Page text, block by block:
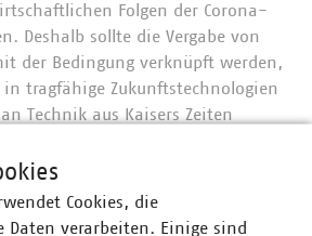
Folgen der Corona-
Deshalb sollte die Vergabe von
der Bedingung verknüpft werden,
tragfähige Zukunftstechnologien
Technik aus Kaisers Zeiten
Wettbewerber häufig ihre Kabel
Unternehmen eine Grube
Cookies, die
Daten verarbeiten. Einige sind